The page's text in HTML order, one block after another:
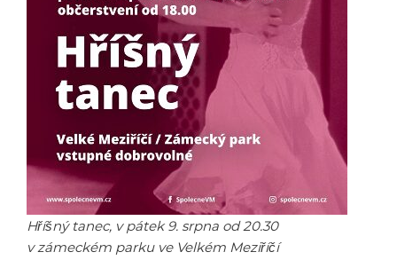
Hříšný tanec, v pátek 9. srpna od 20.30
v zámeckém parku ve Velkém Meziříčí